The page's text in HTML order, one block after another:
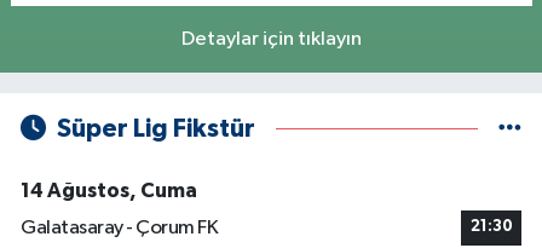
Detaylar için tıklayın
Süper Lig Fikstür
14 Ağustos, Cuma
Galatasaray - Çorum FK
21:30